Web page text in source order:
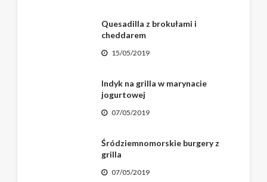
Quesadilla z brokułami i
cheddarem
15/05/2019
Indyk na grilla w marynacie
jogurtowej
07/05/2019
Śródziemnomorskie burgery z
grilla
07/05/2019